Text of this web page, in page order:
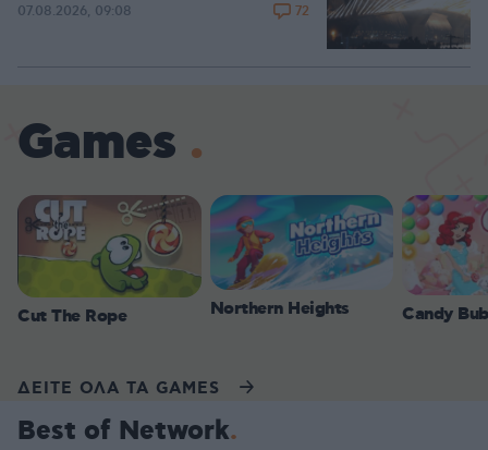
07.08.2026, 09:08 72
Games
Cut The Rope Northern Heights Candy
ΔΕΙΤΕ ΟΛΑ ΤΑ GAMES
Best of Network